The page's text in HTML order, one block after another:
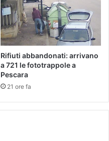
Rifiuti abbandonati: arrivano
a 721 le fototrappole a
Pescara
21 ore fa